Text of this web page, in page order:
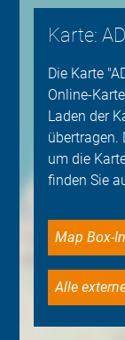
Karte:
Die Karte
Online-
Laden der
übertragen.
um die
finden Sie
Map
Alle